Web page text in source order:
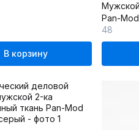
В корзину
Pan-Mod
48